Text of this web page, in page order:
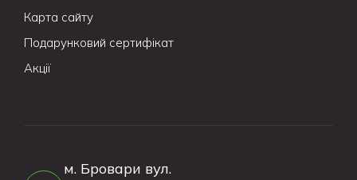
Карта сайту
Подарунковий сертифікат
Акції
м. Бровари вул.